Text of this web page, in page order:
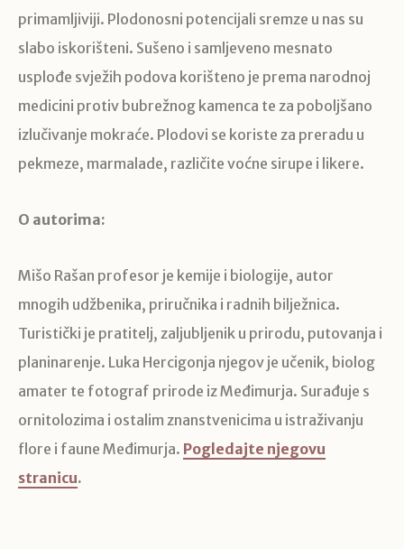
primamljiviji. Plodonosni potencijali sremze u nas su
slabo iskorišteni. Sušeno i samljeveno mesnato
usplođe svježih podova korišteno je prema narodnoj
medicini protiv bubrežnog kamenca te za poboljšano
izlučivanje mokraće. Plodovi se koriste za preradu u
pekmeze, marmalade, različite voćne sirupe i likere.
O autorima:
Mišo Rašan profesor je kemije i biologije, autor
mnogih udžbenika, priručnika i radnih bilježnica.
Turistički je pratitelj, zaljubljenik u prirodu, putovanja i
planinarenje. Luka Hercigonja njegov je učenik, biolog
amater te fotograf prirode iz Međimurja. Surađuje s
ornitolozima i ostalim znanstvenicima u istraživanju
flore i faune Međimurja. Pogledajte njegovu
stranicu.